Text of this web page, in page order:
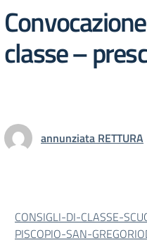
classe –
annunziata RETTURA
CONSIGLI-DI-CLASSE-
PISCOPIO-SAN-GREGORIO